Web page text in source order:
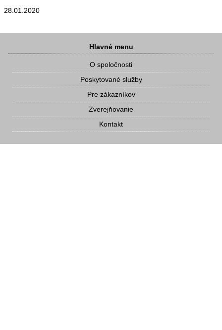
28.01.2020
Hlavné menu
O spoločnosti
Poskytované služby
Pre zákazníkov
Zverejňovanie
Kontakt